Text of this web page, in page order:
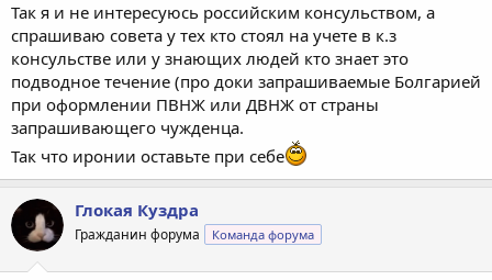
Так я и не интересуюсь российским консульством, а
спрашиваю совета у тех кто стоял на учете в к.з
консульстве или у знающих людей кто знает это
подводное течение (про доки запрашиваемые Болгарией
при оформлении ПВНЖ или ДВНЖ от страны
запрашивающего чужденца.
Так что иронии оставьте при себе
Глокая Куздра
Гражданин форума Команда форума